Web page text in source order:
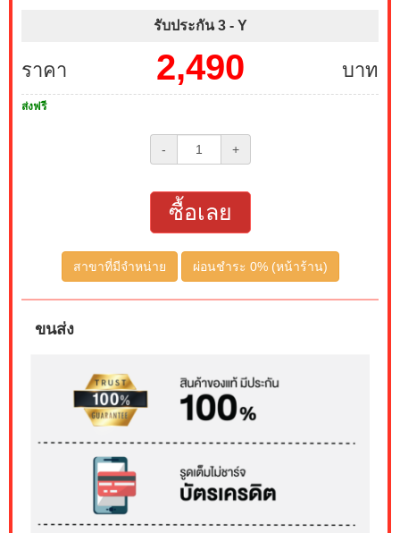
รับประกัน 3 - Y
ราคา บาท
2,490
ส่งฟรี
- +
ซื้อเลย
สาขาที่มีจำหน่าย ผ่อนชำระ 0% (หน้าร้าน)
ขนส่ง